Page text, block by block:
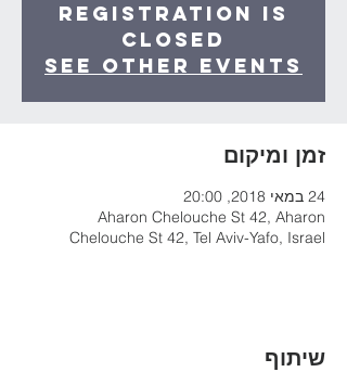
Registration is
Closed
See other events
זמן ומיקום
24 במאי 2018, 20:00
Aharon Chelouche St 42, Aharon
Chelouche St 42, Tel Aviv-Yafo, Israel
שיתוף